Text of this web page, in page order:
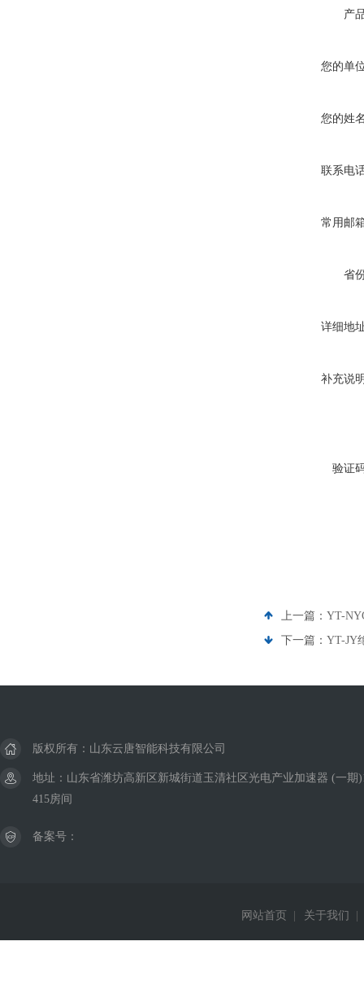
产
您的单
您的姓
联系电
常用邮
省
详细地
补充说
验证
上一篇： YT-
下一篇： YT-JY
版权所有：山东云唐智能科技有限公司
地址：山东省潍坊高新区新城街道玉清社区光电产业加速器 (一期
415房间
备案号：
网站首页 关于我们